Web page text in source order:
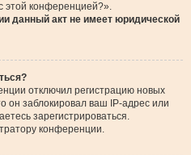
этой конференцией?».
данный акт не имеет юридической
отключил регистрацию новых
он заблокировал ваш IP-адрес или
зарегистрироваться.
конференции.